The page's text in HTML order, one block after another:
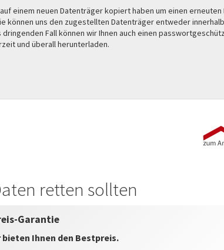
einem neuen Datenträger kopiert haben um einen
können uns den zugestellten Datenträger entweder
Fall können wir Ihnen auch einen
und überall herunterladen.
retten sollten
Garantie
bieten Ihnen den Bestpreis.